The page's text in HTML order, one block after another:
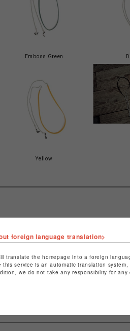
Emboss Green
Yellow
ショップ名
店舗名
特定商取引法
ショップお問
foreign language translation>
translate the homepage into a foreign
this service is an automatic translation
we do not take any responsibility for